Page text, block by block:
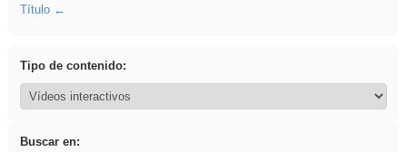
Título
Tipo de contenido:
Buscar en: